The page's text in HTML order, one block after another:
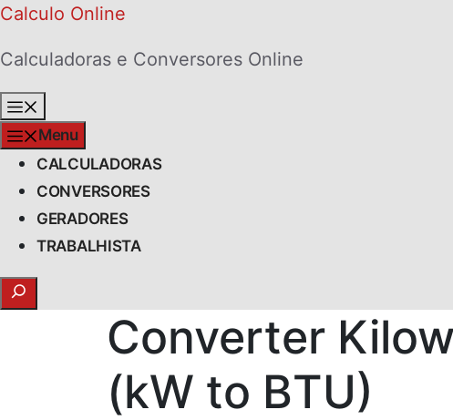
Skip
content
Calculo Online
Calculadoras e Conversores Online
Menu
CALCULADORAS
CONVERSORES
GERADORES
TRABALHISTA
Search
Converter
(kW to BTU)